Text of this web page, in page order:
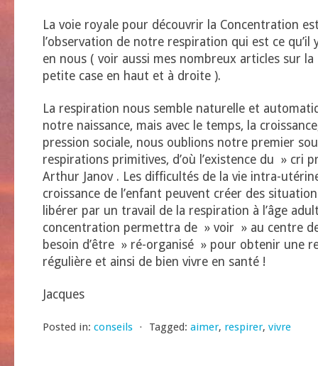
La voie royale pour découvrir la Concentration
l’observation de notre respiration qui est ce
en nous ( voir aussi mes nombreux articles sur
petite case en haut et à droite ).
La respiration nous semble naturelle et
notre naissance, mais avec le temps, la
pression sociale, nous oublions notre premier
respirations primitives, d’où l’existence du » cri
Arthur Janov . Les difficultés de la vie intra-
croissance de l’enfant peuvent créer des
libérer par un travail de la respiration à l’âge
concentration permettra de » voir » au centre
besoin d’être » ré-organisé » pour obtenir une
régulière et ainsi de bien vivre en santé !
Jacques
Posted in: conseils ⋅ Tagged: aimer, respirer, vivre